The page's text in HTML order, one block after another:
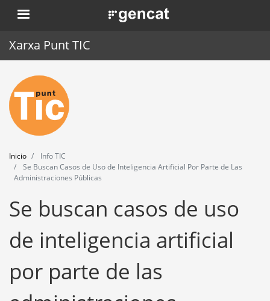
Pasar
al
. Obre en una nova finestra.
Xarxa Punt TIC
Inicio
Punt TIC
Actualidad
Agenda
Herramientas
Inicio
Info TIC
Se Buscan Casos de Uso de Inteligencia Artificial Por Parte de Las
Administraciones Públicas
Se buscan casos de uso
de inteligencia artificial
por parte de las